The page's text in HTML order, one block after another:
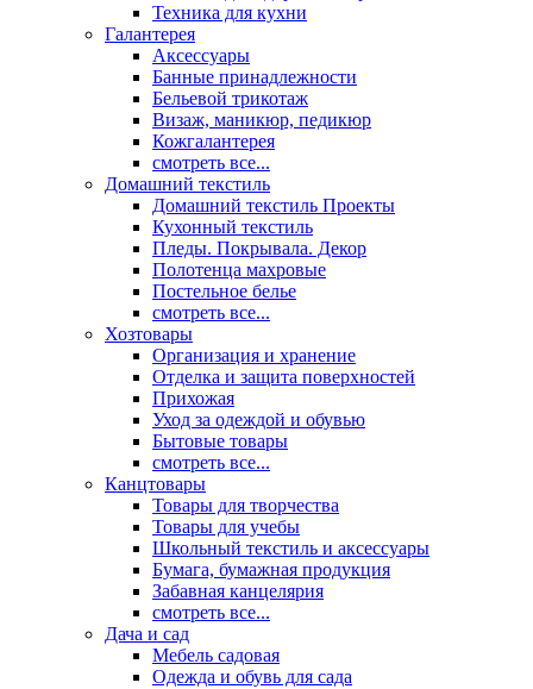
Техника для кухни
Галантерея
Аксессуары
Банные принадлежности
Бельевой трикотаж
Визаж, маникюр, педикюр
Кожгалантерея
смотреть все...
Домашний текстиль
Домашний текстиль Проекты
Кухонный текстиль
Пледы. Покрывала. Декор
Полотенца махровые
Постельное белье
смотреть все...
Хозтовары
Организация и хранение
Отделка и защита поверхностей
Прихожая
Уход за одеждой и обувью
Бытовые товары
смотреть все...
Канцтовары
Товары для творчества
Товары для учебы
Школьный текстиль и аксессуары
Бумага, бумажная продукция
Забавная канцелярия
смотреть все...
Дача и сад
Мебель садовая
Одежда и обувь для сада